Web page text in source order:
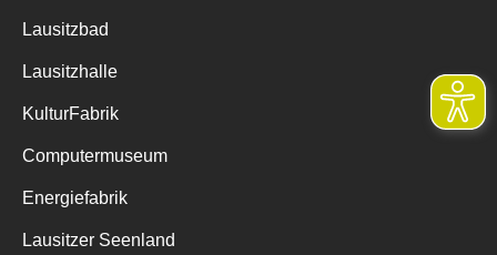
Lausitzbad
Lausitzhalle
KulturFabrik
Computermuseum
Energiefabrik
Lausitzer Seenland